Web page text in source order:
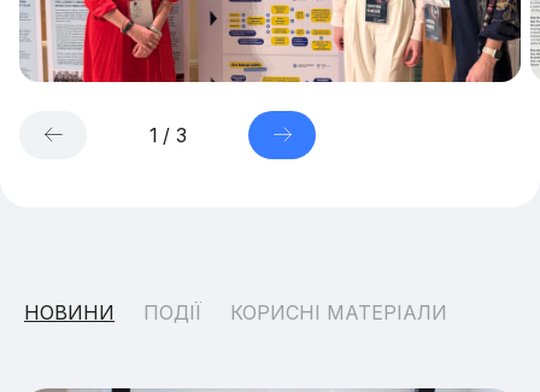
1 / 3
НОВИНИ ПОДІЇ КОРИСНІ МАТЕРІАЛИ